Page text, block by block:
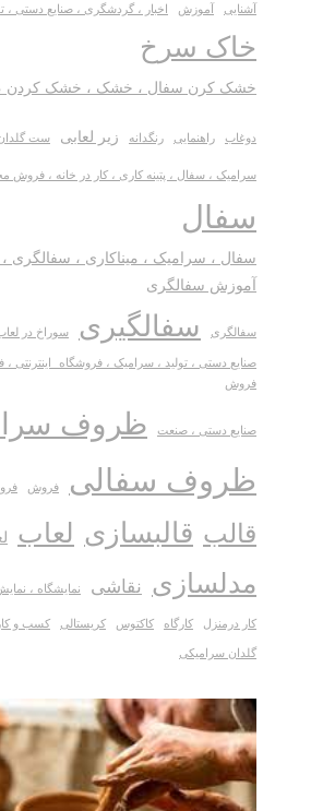
آشنایی آموزش اخبار ، گردشگری ، صنایع دستی ،
خاک سرخ
خشک کرن سفال ، خشک ، خشک کردن ،
دوغاب راهنمایی رنگدانه زیر لعابی ست
سرامیک ، سفال ، پتینه کاری ، کار در خانه ، فروش
سفال
سفال ، سرامیک ، میناکاری ، سفالگری
آموزش سفالگری
سفالگری سفالگیری
سوراخ در
صنایع دستی ، تولید ، سرامیک ،
فروش
صنایع دستی ، صنعت ظروف
ظروف سفالی فروش
قالب قالبسازی لعاب
مدلسازی نقاشی نمایشگاه ،
کار درمنزل کارگاه کاکتوس کریستالی کسب و کار
گلدان سرامیکی